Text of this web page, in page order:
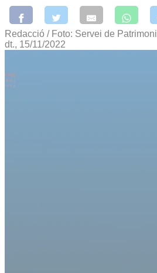
Redacció / Foto: Servei de Patrimoni
dt., 15/11/2022